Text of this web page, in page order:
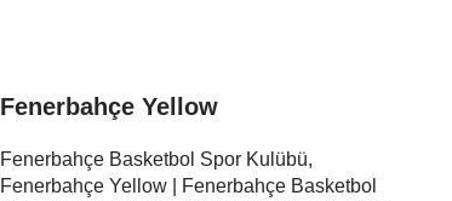
Fenerbahçe Yellow
Fenerbahçe Basketbol Spor Kulübü,
Fenerbahçe Yellow | Fenerbahçe Basketbol